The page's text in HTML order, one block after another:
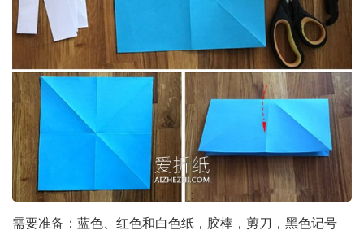
需要准备：蓝色、红色和白色纸，胶棒，剪刀，黑色记号